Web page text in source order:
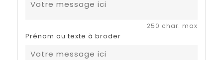
250 char. max
Prénom ou texte à broder